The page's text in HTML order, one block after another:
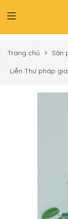
Trang chủ Sản
Liễn Thư pháp